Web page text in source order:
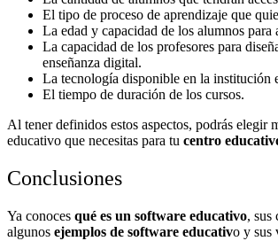
El tipo de proceso de aprendizaje que
La edad y capacidad de los alumnos para
La capacidad de los profesores para
enseñanza digital.
La tecnología disponible en la institución
El tiempo de duración de los cursos.
Al tener definidos estos aspectos, podrás elegir
educativo que necesitas para tu centro
Conclusiones
Ya conoces qué es un software educativo, sus
algunos ejemplos de software educativo y sus